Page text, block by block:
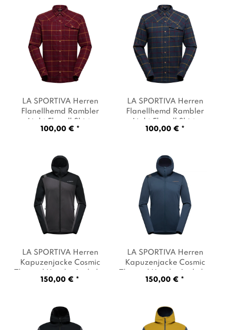
LA SPORTIVA Herren
Flanellhemd Rambler
Light Flanell Shirt
Artikel: -R25E32
100,00 € *
LA SPORTIVA Herren
Flanellhemd Rambler
Light Flanell Shirt
Artikel: -B46E32 night
100,00 € *
LA SPORTIVA Herren
Kapuzenjacke Cosmic
Thermal Hoody
, Artikel: -
G19K00 onyx / black
150,00 € *
LA SPORTIVA Herren
Kapuzenjacke Cosmic
Thermal Hoody
, Artikel: -
B46B46 night sky
150,00 € *